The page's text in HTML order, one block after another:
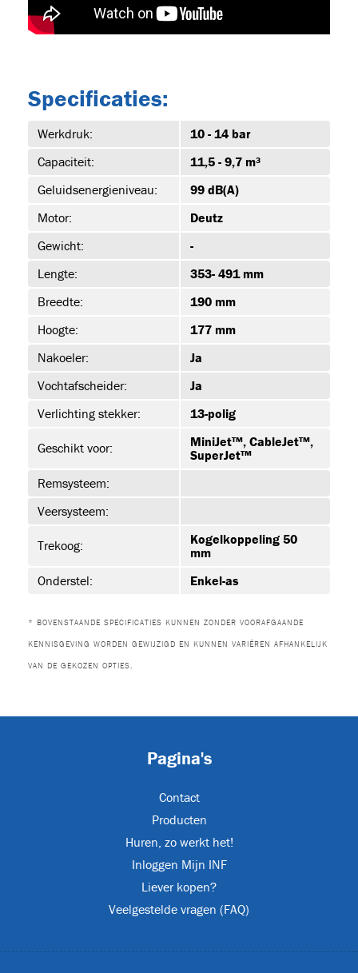
EM25
Specificaties:
Werkdruk:
10 - 14 bar
Capaciteit:
11,5 - 9,7 m³
Geluidsenergieniveau:
99 dB(A)
Motor:
Deutz
Gewicht:
-
Lengte:
353- 491 mm
Breedte:
190 mm
Hoogte:
177 mm
Nakoeler:
Ja
Vochtafscheider:
Ja
Verlichting stekker:
13-polig
Geschikt voor:
MiniJet™, CableJet™,
SuperJet™
Remsysteem:
Veersysteem:
Trekoog:
Kogelkoppeling 50
mm
Onderstel:
Enkel-as
* BOVENSTAANDE SPECIFICATIES KUNNEN ZONDER VOORAFGAANDE
KENNISGEVING WORDEN GEWIJZIGD EN KUNNEN VARIËREN AFHANKELIJK
VAN DE GEKOZEN OPTIES.
Pagina's
Contact
Producten
Huren, zo werkt het!
Inloggen Mijn INF
Liever kopen?
Veelgestelde vragen (FAQ)